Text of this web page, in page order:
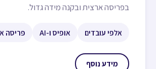
בפריסה ארצית ובקנה מידה גדול.
אלפי עובדים אופיס ו-AI פריסה
מידע נוסף